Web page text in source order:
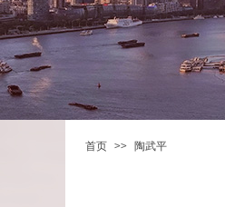
首页 >> 陶武平